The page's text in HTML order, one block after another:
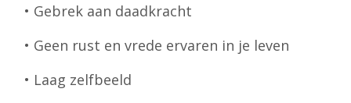
• Gebrek aan daadkracht
• Geen rust en vrede ervaren in je leven
• Laag zelfbeeld